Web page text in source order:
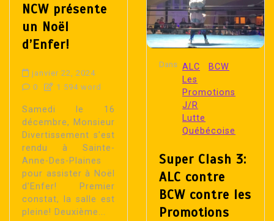
NCW présente
un Noël
d’Enfer!
janvier 22, 2024
0
1 594 word
Samedi le 16
décembre, Monsieur
Divertissement s’est
rendu à Sainte-
Anne-Des-Plaines
pour assister à Noël
d’Enfer! Premier
constat, la salle est
pleine! Deuxième...
Dans ALC
BCW
Les
Promotions
J/R
Lutte
Québécoise
Super Clash 3:
ALC contre
BCW contre les
Promotions